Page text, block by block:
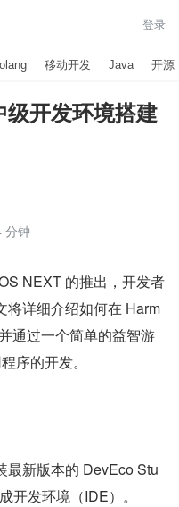
登录
移动开发 Java 开源
开发环境搭建
分钟
NEXT 的推出，开发者
将详细介绍如何在 Harm
通过一个简单的益智游
序的开发。
最新版本的 DevEco Stu
开发环境（IDE）。